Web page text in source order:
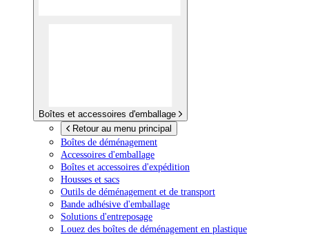
Boîtes et accessoires d'emballage
Retour au menu principal
Boîtes de déménagement
Accessoires d'emballage
Boîtes et accessoires d'expédition
Housses et sacs
Outils de déménagement et de transport
Bande adhésive d'emballage
Solutions d'entreposage
Louez des boîtes de déménagement en plastique